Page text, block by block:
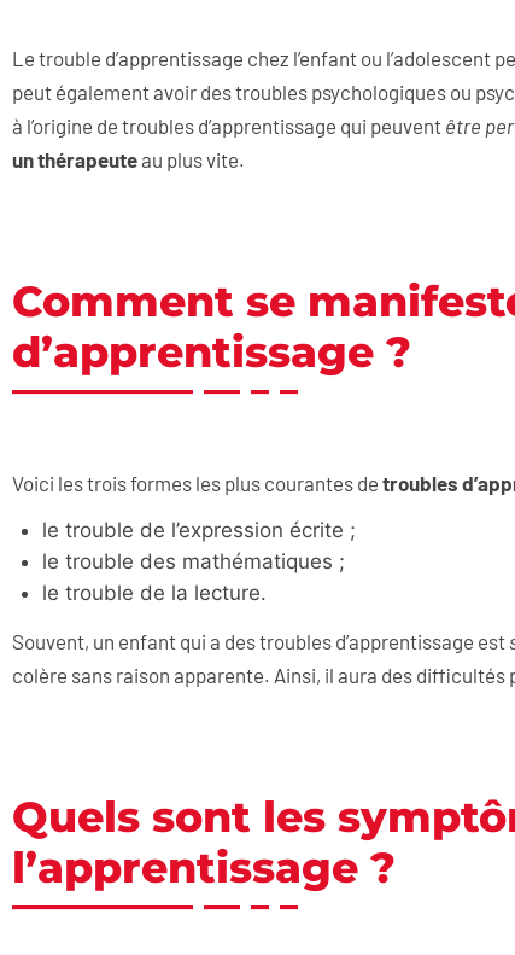
Le trouble d’apprentissage chez l’enfant ou l’adolescent
peut également avoir des troubles psychologiques ou
à l’origine de troubles d’apprentissage qui peuvent être
un thérapeuteau plus vite.
Comment se
d’apprentissage ?
Voici les trois formes les plus courantes de troubles
le trouble de l’expression écrite ;
le trouble des mathématiques ;
le trouble de la lecture.
Souvent, un enfant qui a des troubles d’apprentissage est
colère sans raison apparente. Ainsi, il aura des
Quels sont les
l’apprentissage ?